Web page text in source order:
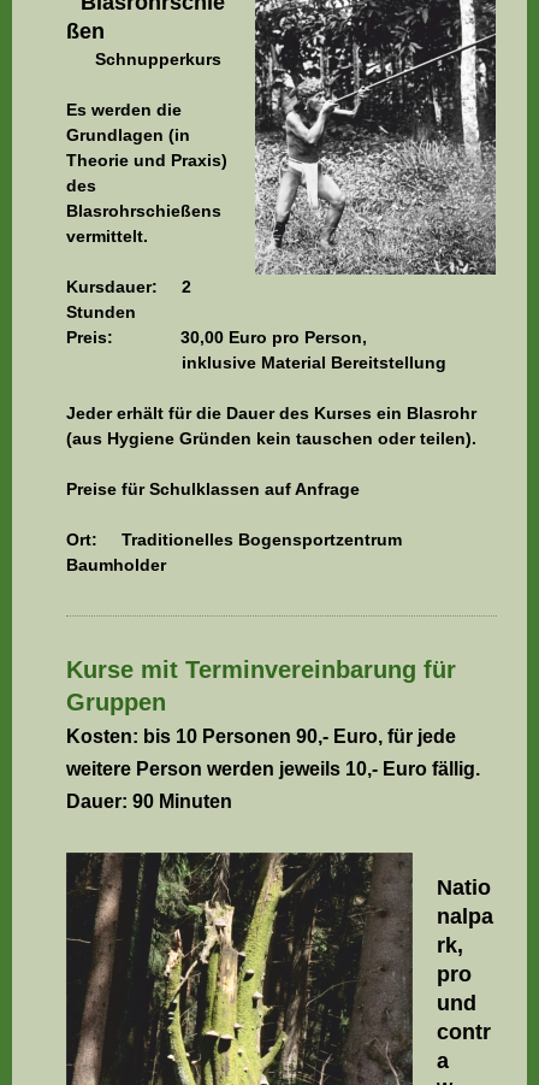
ßen
Schnupperkurs
Es werden die
Grundlagen (in
Theorie und Praxis)
des
Blasrohrschießens
vermittelt.
Kursdauer: 2
Stunden
Preis: 30,00 Euro pro Person,
inklusive Material Bereitstellung
Jeder erhält für die Dauer des Kurses ein Blasrohr
(aus Hygiene Gründen kein tauschen oder teilen).
Preise für Schulklassen auf Anfrage
Ort: Traditionelles Bogensportzentrum
Baumholder
Kurse mit Terminvereinbarung für
Gruppen
Kosten: bis 10 Personen 90,- Euro, für jede
weitere Person werden jeweils 10,- Euro fällig.
Dauer: 90 Minuten
Natio
nalpa
rk,
pro
und
contr
a